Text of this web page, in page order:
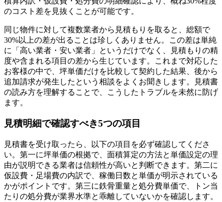
のコスト差を見抜くことが可能です。
同じ物件に対して複数業者から見積もりを取ると、総額で
30%以上の差が出ることは珍しくありません。この差は単純
に「高い業者・安い業者」というだけでなく、見積もりの精
度や含まれる項目の差から生じています。これまで対応した
お客様の中で、坪単価だけを比較して契約した結果、後から
追加請求が発生したという相談をよくお聞きします。見積書
の読み方を理解することで、こうしたトラブルを未然に防げ
ます。
見積明細で確認すべき5つの項目
見積書を受け取ったら、以下の項目を必ず確認してくださ
い。第一に坪単価の根拠で、面積算定の方法と単価設定の理
由が説明できる業者は信頼性が高いと判断できます。第二に
仮設費・足場費の内訳で、稼働日数と単価が明示されている
かがポイントです。第三に鉄骨重量と処分費単価で、トン当
たりの処分費が業界水準と乖離していないかを確認します。